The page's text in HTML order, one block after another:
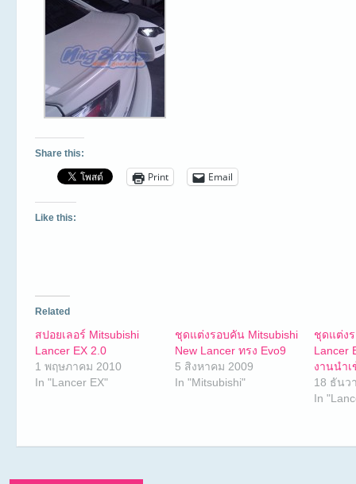
Share this:
Print Email
Like this:
Related
สปอยเลอร์ Mitsubishi
Lancer EX 2.0
1 พฤษภาคม 2010
In "Lancer EX"
ชุดแต่งรอบคัน Mitsubishi
New Lancer ทรง Evo9
5 สิงหาคม 2009
In "Mitsubishi"
ชุดแต่ง
Lancer
งานนำเ
18 ธันว
In